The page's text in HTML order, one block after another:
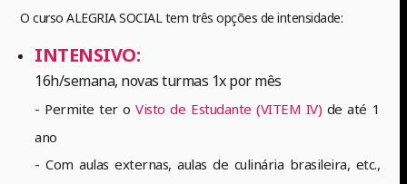
O curso ALEGRIA SOCIAL tem três opções de intensidade:
INTENSIVO:
16h/semana, novas turmas 1x por mês
- Permite ter oVisto de Estudante (VITEM IV) de até 1
ano
- Com aulas externas, aulas de culinária brasileira, etc.,